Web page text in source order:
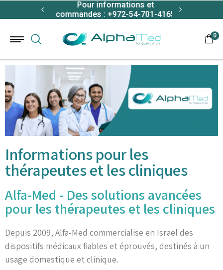
Aller au contenu Livraison
Pour informations et
commandes : +972-54-701-4165
avec toute
0
Informations pour les
thérapeutes et les cliniques
Alfa-Med - Des solutions avancées
pour les thérapeutes et les cliniques
Depuis 2009, Alfa-Med commercialise en Israël des
dispositifs médicaux fiables et éprouvés, destinés à un
usage domestique et clinique.